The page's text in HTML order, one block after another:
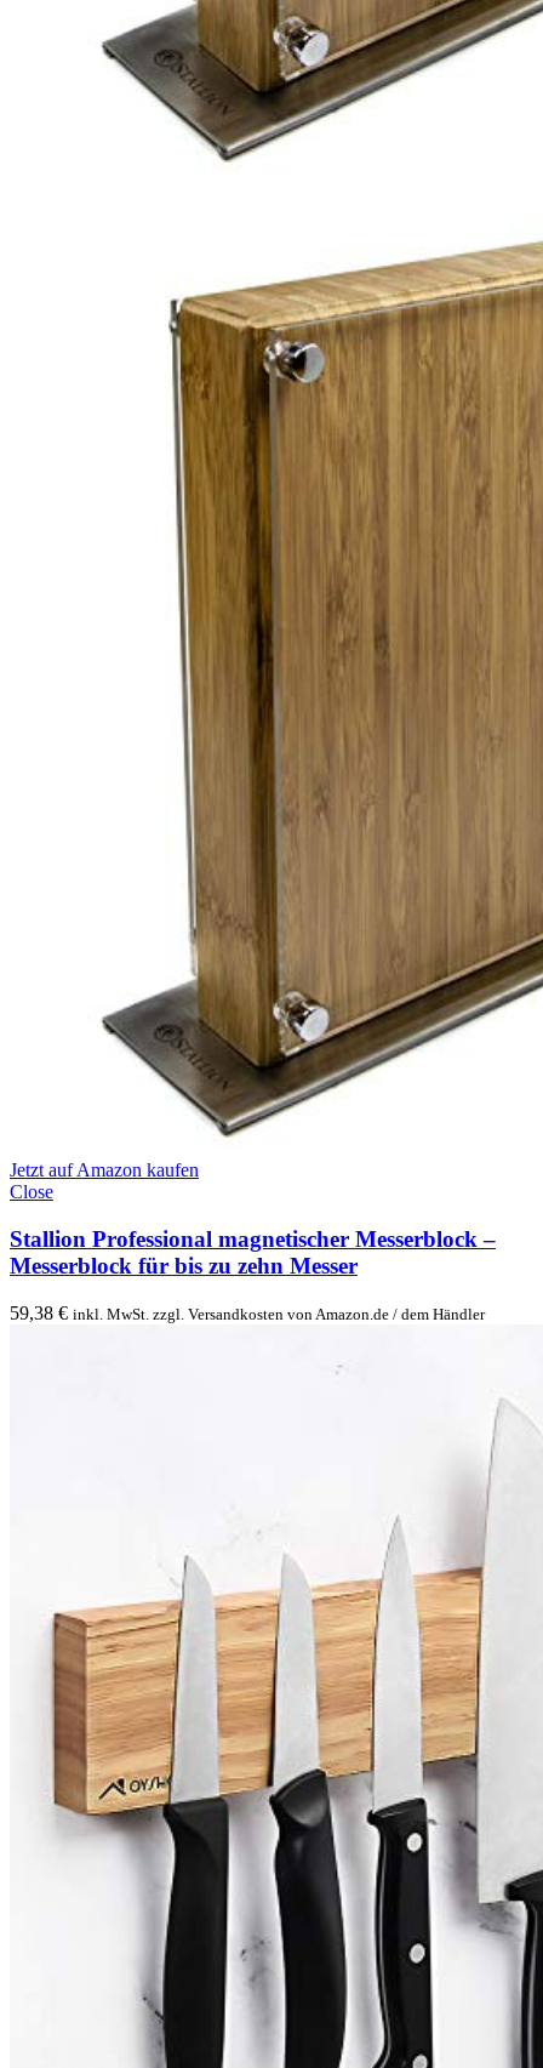
Jetzt auf Amazon kaufen
Close
Stallion Professional magnetischer Messerblock –
Messerblock für bis zu zehn Messer
59,38 € inkl. MwSt. zzgl. Versandkosten von Amazon.de / dem Händler